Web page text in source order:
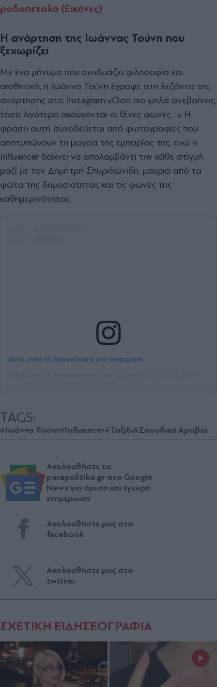
ροδοπέταλα (Εικόνες)
Η ανάρτηση της Ιωάννας Τούνη που
ξεχωρίζει
Με ένα μήνυμα που συνδυάζει φιλοσοφία και
αισθητική, η Ιωάννα Τούνη έγραψε στη λεζάντα της
ανάρτησης στο Instagram:«Όσο πιο ψηλά ανεβαίνεις,
τόσο λιγότερο ακούγονται οι ξένες φωνές…» Η
φράση αυτή συνοδεύεται από φωτογραφίες που
αποτυπώνουν τη μαγεία της εμπειρίας της, ενώ η
influencer δείχνει να απολαμβάνει την κάθε στιγμή
μαζί με τον Δημήτρη Σπυριδωνίδη, μακριά από τα
φώτα της δημοσιότητας και τις φωνές της
καθημερινότητας.
Δείτε αυτή τη δημοσίευση στο Instagram.
TAGS:
#Ιωάννα Τούνη#Influencer#Ταξίδι#Σαουδική Αραβία
Ακολουθήστε το
parapolitika.gr στο Google
News για άμεση και έγκυρη
ενημέρωση
Ακολουθήστε μας στο
facebook
Ακολουθήστε μας στο
twitter
ΣΧΕΤΙΚΗ ΕΙΔΗΣΕΟΓΡΑΦΙΑ